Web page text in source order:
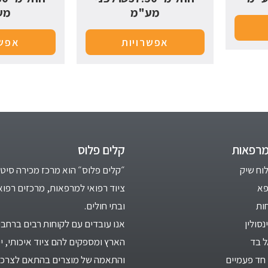
מע"מ
אפשרויות
שיק
בד
פעמיים
קלים פלוס
״קלים פלוס״ הוא מרכז מכירה
ציוד רפואי למרפאות, מרכזים
ובתי חולים.
אנו עובדים עם לקוחות רבים
הארץ ומספקים להם ציוד איכותי,
והתאמה של מוצרים בהתאם